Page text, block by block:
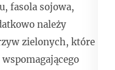
fasola sojowa,
należy
zielonych, które